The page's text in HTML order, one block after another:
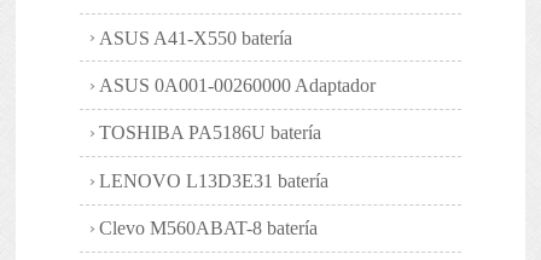
ASUS A41-X550 batería
ASUS 0A001-00260000 Adaptador
TOSHIBA PA5186U batería
LENOVO L13D3E31 batería
Clevo M560ABAT-8 batería